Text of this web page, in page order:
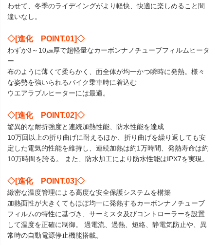
わせて、冬季のライデイングがより軽快、快適に楽しめること間
違いなし。
◇[進化 POINT.01]◇
わずか3～10㎛厚で超軽量なカーボンナノチューブフィルムヒータ
ー
布のように薄くて柔らかく、面全体が均一かつ瞬時に発熱。様々
な姿勢を強いられるバイク乗車時に着込む
ウエアラブルヒーターには最適。
◇[進化 POINT.02]◇
驚異的な耐折強度と連続加熱性能、防水性能を達成
10万回以上の折り曲げに耐えるほか、折り曲げを繰り返しても安
定した電気的性能を維持し、連続加熱は約1万時間、発熱寿命は約
10万時間を誇る。 また、防水加工により防水性能はIPX7を実現。
◇[進化 POINT.03]◇
緻密な温度管理による高度な安全保護システムを構築
加熱面性が大きくてもほぼ均一に発熱するカーボンナノチューブ
フィルムの特性に基づき、サーミスタ及びコントローラーを設置
して温度を正確に制御。 過電流、過熱、短絡、静電気防止や、異
常時の自動電源停止機能搭載。